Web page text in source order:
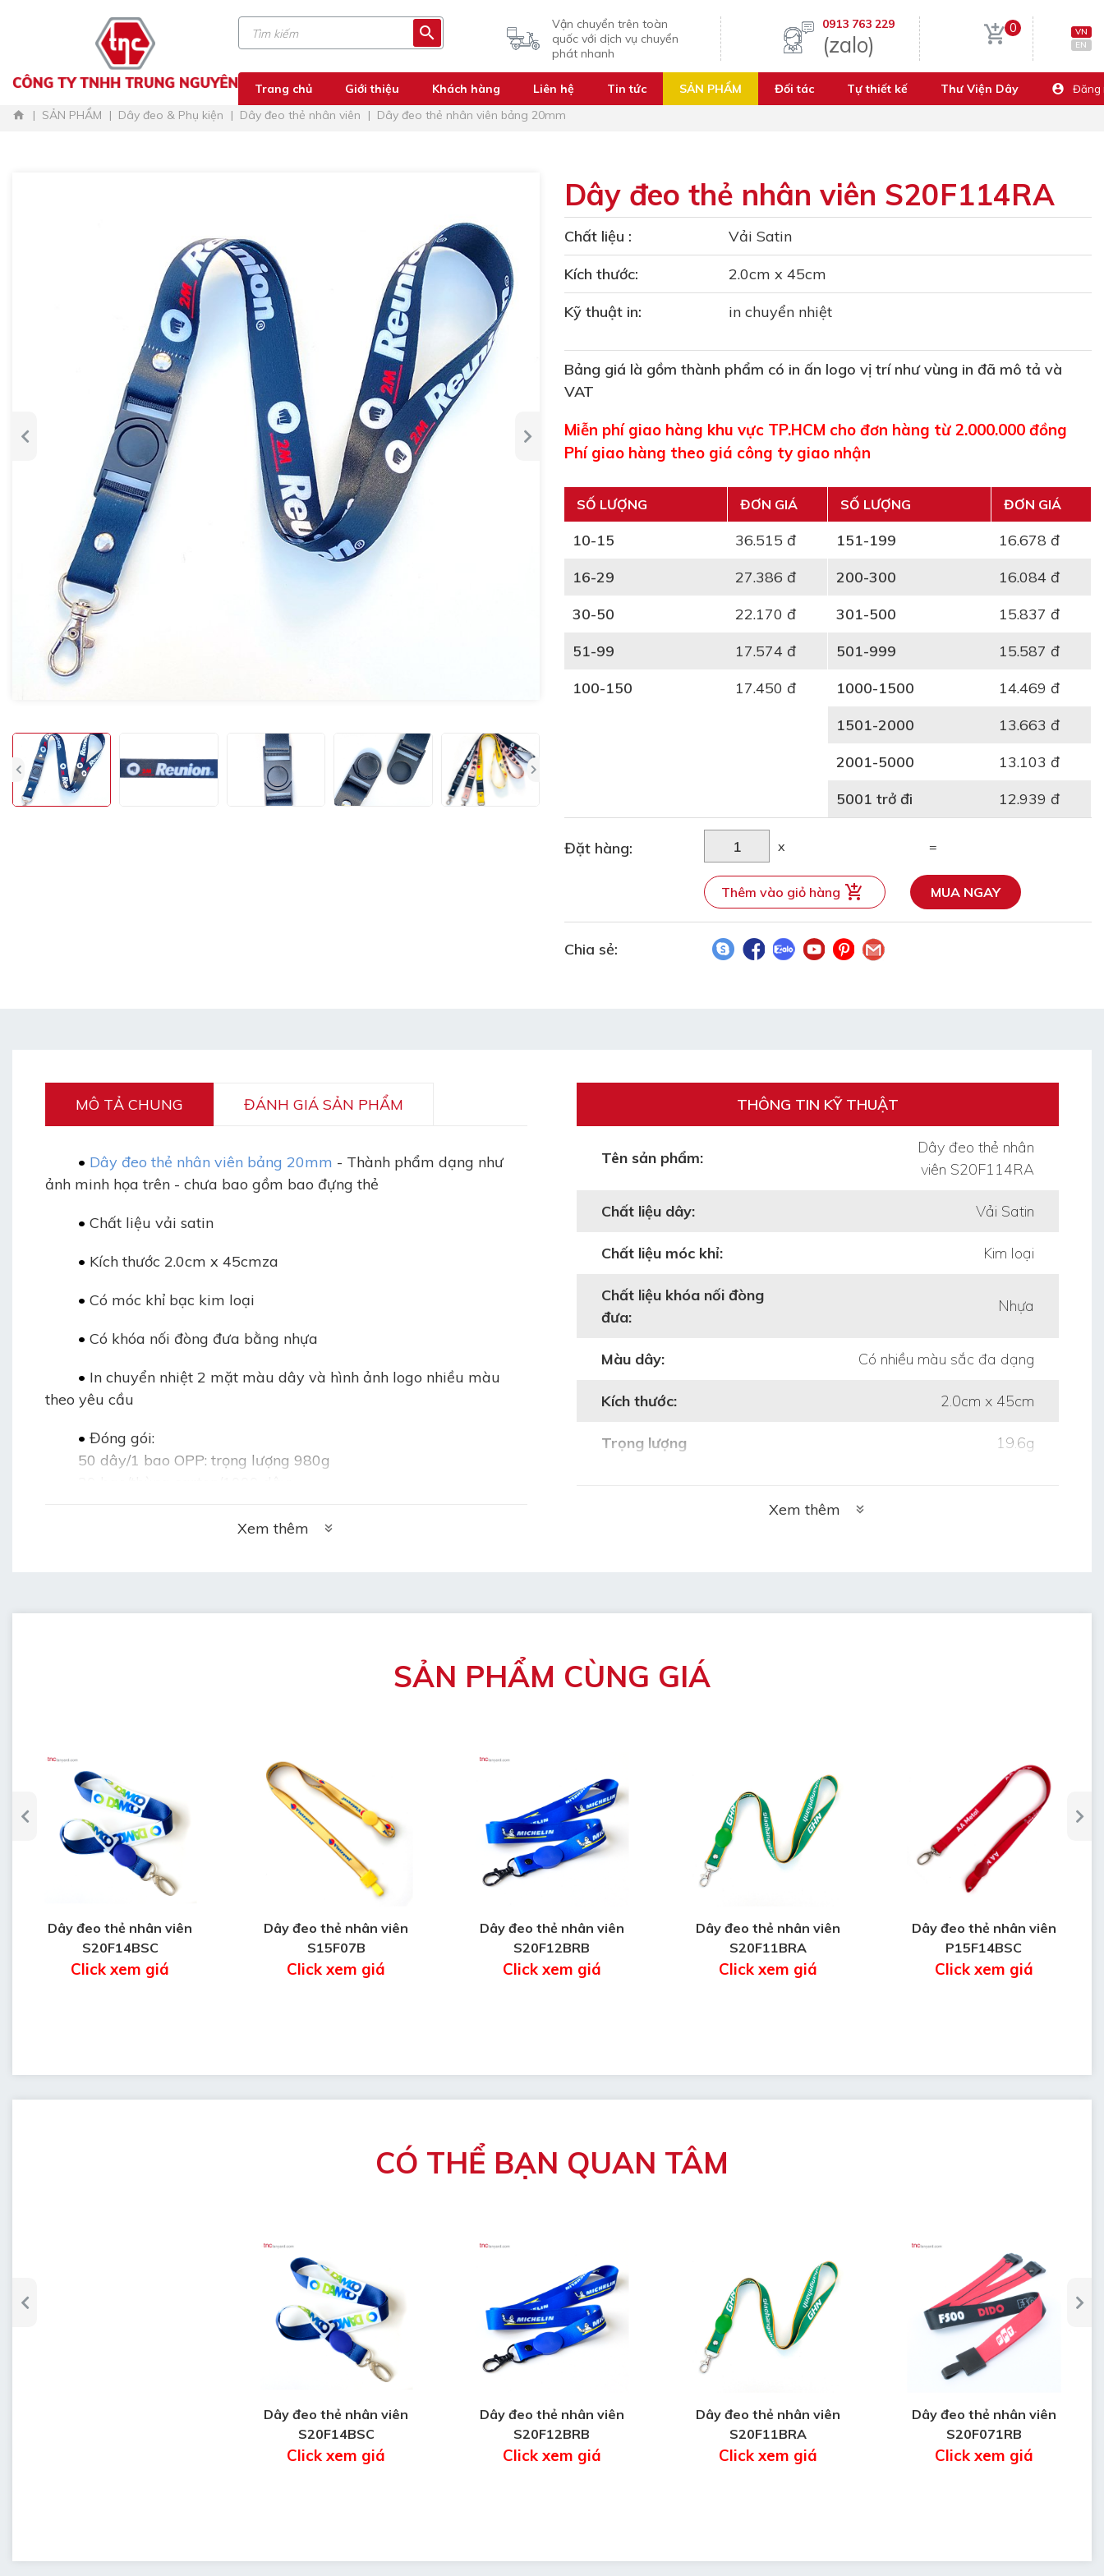
Vận chuyển trên toàn
quốc với dịch vụ chuyển
phát nhanh
0913 763 229
(zalo)
0
VN
EN
Trang chủ Giới thiệu Khách hàng Liên hệ Tin tức SẢN PHẨM Đối tác Tự thiết kế Thư Viện Dây Đăng
SẢN PHẨM Dây đeo & Phụ kiện Dây đeo thẻ nhân viên Dây đeo thẻ nhân viên bảng 20mm
Dây đeo thẻ nhân viên S20F114RA
Chất liệu :
Vải Satin
Kích thước:
2.0cm x 45cm
Kỹ thuật in:
in chuyển nhiệt
Bảng giá là gồm thành phẩm có in ấn logo vị trí như vùng in đã mô tả và
VAT
Miễn phí giao hàng khu vực TP.HCM cho đơn hàng từ 2.000.000 đồng
Phí giao hàng theo giá công ty giao nhận
SỐ LƯỢNG ĐƠN GIÁ
10-15
36.515 đ
16-29
27.386 đ
30-50
22.170 đ
51-99
17.574 đ
100-150
17.450 đ
SỐ LƯỢNG ĐƠN GIÁ
151-199
16.678 đ
200-300
16.084 đ
301-500
15.837 đ
501-999
15.587 đ
1000-1500
14.469 đ
1501-2000
13.663 đ
2001-5000
13.103 đ
5001 trở đi
12.939 đ
Đặt hàng: x =
Thêm vào giỏ hàng MUA NGAY
Chia sẻ:
MÔ TẢ CHUNG ĐÁNH GIÁ SẢN PHẨM
	•
Dây đeo thẻ nhân viên bảng 20mm - Thành phẩm dạng như
ảnh minh họa trên - chưa bao gồm bao đựng thẻ
	•
Chất liệu vải satin
	•
Kích thước 2.0cm x 45cmza
	•
Có móc khỉ bạc kim loại
• Có khóa nối đòng đưa bằng nhựa
	•
In chuyển nhiệt 2 mặt màu dây và hình ảnh logo nhiều màu
theo yêu cầu
	•
Đóng gói:
50 dây/1 bao OPP: trọng lượng 980g
+ Kích thước thùng: 55cm x 35cm x 35cm (dài/rộng/cao)
Bảo hành: 3 tháng khi chưa sử dụng mà bị hỏng
Xem thêm
THÔNG TIN KỸ THUẬT
Tên sản phẩm:
Dây đeo thẻ nhân
viên S20F114RA
Chất liệu dây: Vải Satin
Chất liệu móc khỉ: Kim loại
Chất liệu khóa nối đòng
đưa:
Nhựa
Màu dây: Có nhiều màu sắc đa dạng
Kích thước: 2.0cm x 45cm
Trọng lượng 19.6g
Xem thêm
SẢN PHẨM CÙNG GIÁ
Dây đeo thẻ nhân viên
S20F14BSC
Click xem giá
Dây đeo thẻ nhân viên
S15F07B
Click xem giá
Dây đeo thẻ nhân viên
S20F12BRB
Click xem giá
Dây đeo thẻ nhân viên
S20F11BRA
Click xem giá
Dây đeo thẻ nhân viên
P15F14BSC
Click xem giá
CÓ THỂ BẠN QUAN TÂM
Dây đeo thẻ nhân viên
S20F14BSC
Click xem giá
Dây đeo thẻ nhân viên
S20F12BRB
Click xem giá
Dây đeo thẻ nhân viên
S20F11BRA
Click xem giá
Dây đeo thẻ nhân viên
S20F071RB
Click xem giá